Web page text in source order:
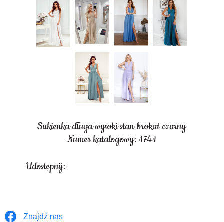
Sukienka długa wysoki stan brokat czarny
Numer katalogowy: 1741
Udostępnij:
Znajdź nas